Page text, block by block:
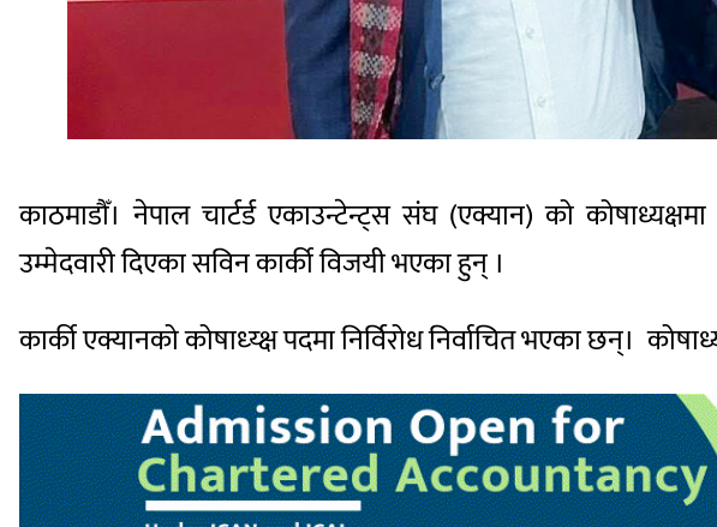
काठमाडौँ। नेपाल चार्टर्ड एकाउन्टेन्ट्स संघ (एक्यान) को
उम्मेदवारी दिएका सविन कार्की विजयी भएका हुन् ।
कार्की एक्यानको कोषाध्य्क्ष पदमा निर्विरोध निर्वाचित भएका छन्।